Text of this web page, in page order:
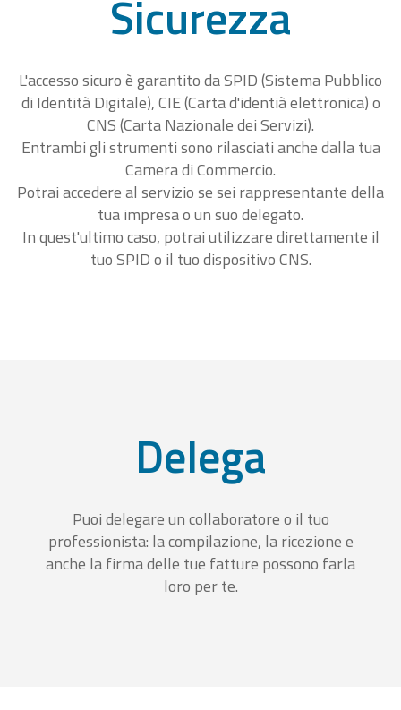
Sicurezza
L'accesso sicuro è garantito da SPID (Sistema Pubblico
di Identità Digitale), CIE (Carta d'identià elettronica) o
CNS (Carta Nazionale dei Servizi).
Entrambi gli strumenti sono rilasciati anche dalla tua
Camera di Commercio.
Potrai accedere al servizio se sei rappresentante della
tua impresa o un suo delegato.
In quest'ultimo caso, potrai utilizzare direttamente il
tuo SPID o il tuo dispositivo CNS.
Delega
Puoi delegare un collaboratore o il tuo
professionista: la compilazione, la ricezione e
anche la firma delle tue fatture possono farla
loro per te.